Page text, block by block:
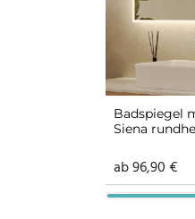
Badspiegel
Siena
ab96,90€